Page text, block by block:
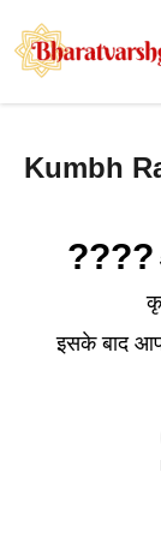
content
Kumbh
????
इसके बाद